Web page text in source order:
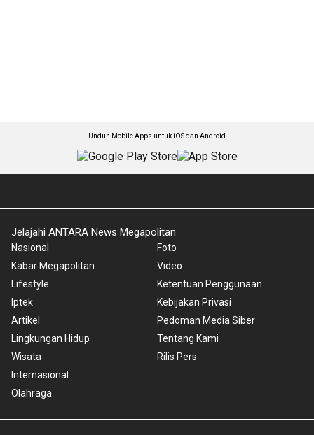
Unduh Mobile Apps untuk iOS dan Android
Jelajahi ANTARA News Megapolitan
Nasional
Kabar Megapolitan
Lifestyle
Iptek
Artikel
Lingkungan Hidup
Wisata
Internasional
Olahraga
Foto
Video
Ketentuan Penggunaan
Kebijakan Privasi
Pedoman Media Siber
Tentang Kami
Rilis Pers